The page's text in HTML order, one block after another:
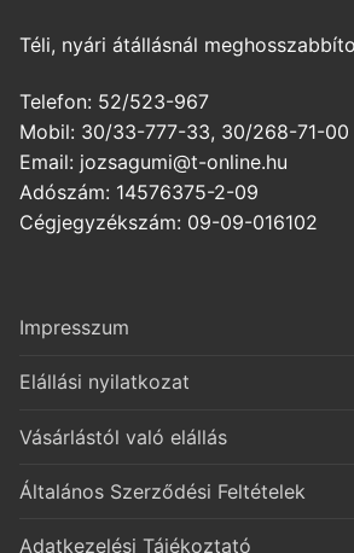
Téli, nyári átállásnál
Telefon: 52/523-967
Mobil: 30/33-777-33, 30/268-71-00
Email: jozsagumi@t-online.hu
Adószám: 14576375-2-09
Cégjegyzékszám: 09-09-016102
Impresszum
Elállási nyilatkozat
Vásárlástól való elállás
Általános Szerződési Feltételek
Adatkezelési Tájékoztató